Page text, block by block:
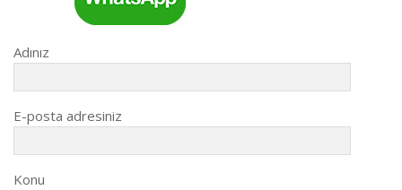
Adınız
E-posta adresiniz
Konu